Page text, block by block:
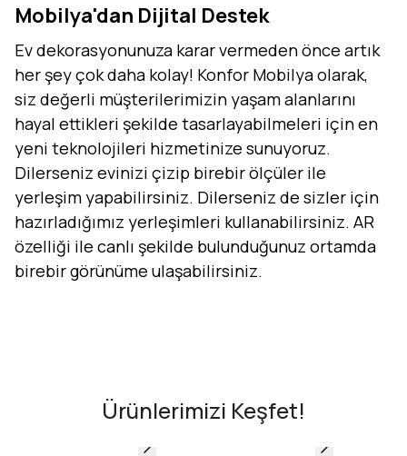
Mobilya'dan Dijital Destek
Ev dekorasyonunuza karar vermeden önce artık
her şey çok daha kolay! Konfor Mobilya olarak,
siz değerli müşterilerimizin yaşam alanlarını
hayal ettikleri şekilde tasarlayabilmeleri için en
yeni teknolojileri hizmetinize sunuyoruz.
Dilerseniz evinizi çizip birebir ölçüler ile
yerleşim yapabilirsiniz. Dilerseniz de sizler için
hazırladığımız yerleşimleri kullanabilirsiniz. AR
özelliği ile canlı şekilde bulunduğunuz ortamda
birebir görünüme ulaşabilirsiniz.
Tasarıma Başla
Ürünlerimizi Keşfet!